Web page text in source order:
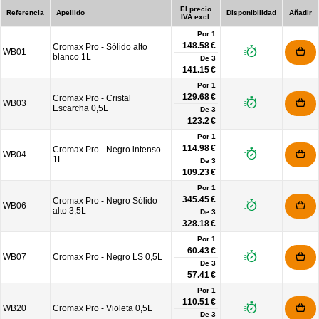
Referencia Apellido
El precio
IVA excl.
Disponibilidad Añadir
WB01
Cromax Pro - Sólido alto
blanco 1L
Por 1
148.58 €
De 3
141.15 €
WB03
Cromax Pro - Cristal
Escarcha 0,5L
Por 1
129.68 €
De 3
123.2 €
WB04
Cromax Pro - Negro intenso
1L
Por 1
114.98 €
De 3
109.23 €
WB06
Cromax Pro - Negro Sólido
alto 3,5L
Por 1
345.45 €
De 3
328.18 €
WB07 Cromax Pro - Negro LS 0,5L
Por 1
60.43 €
De 3
57.41 €
WB20 Cromax Pro - Violeta 0,5L
Por 1
110.51 €
De 3